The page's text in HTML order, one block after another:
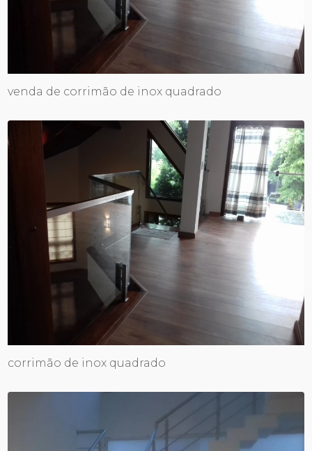
venda de corrimão de inox quadrado
corrimão de inox quadrado